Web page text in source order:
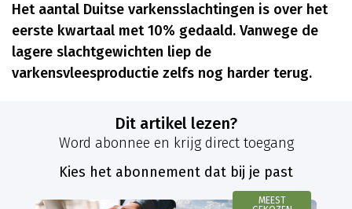
Het aantal Duitse varkensslachtingen is over het
eerste kwartaal met 10% gedaald. Vanwege de
lagere slachtgewichten liep de
varkensvleesproductie zelfs nog harder terug.
Dit artikel lezen?
Word abonnee en krijg direct toegang
Kies het abonnement dat bij je past
MEEST